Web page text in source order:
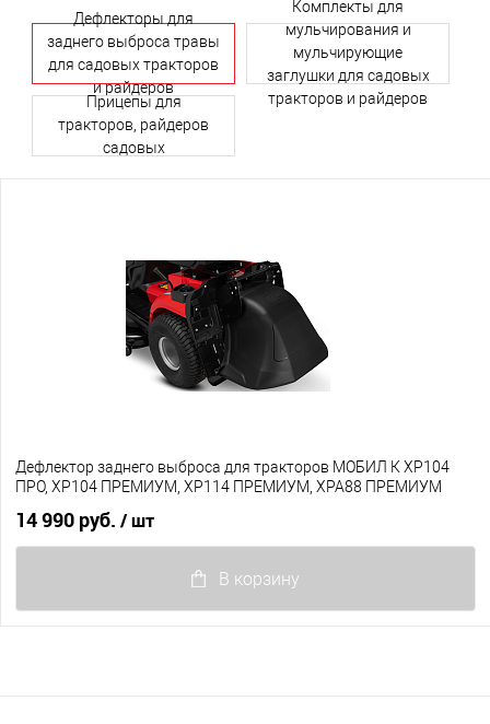
Дефлекторы для
заднего выброса травы
для садовых тракторов
и райдеров
Комплекты для
мульчирования и
мульчирующие
заглушки для садовых
тракторов и райдеров
Прицепы для
тракторов, райдеров
садовых
Дефлектор заднего выброса для тракторов МОБИЛ К XP104
ПРО, XP104 ПРЕМИУМ, XP114 ПРЕМИУМ, XPA88 ПРЕМИУМ
14 990 руб. / шт
В корзину